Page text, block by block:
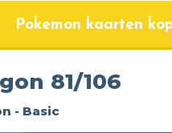
Pokemon kaarten
81/106
- Basic